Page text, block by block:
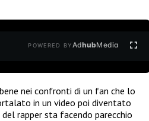
POWERED BYAdhubMedia
nei confronti di un fan che lo
in un video poi diventato
rapper sta facendo parecchio